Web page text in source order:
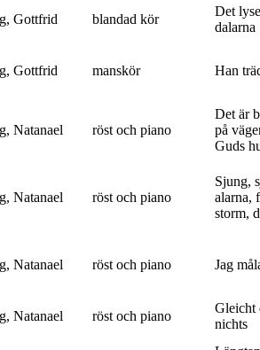
Gottfrid blandad kör
Det
dalarna
Gottfrid manskör Han
Natanael röst och piano
Det är
på
Guds
Natanael röst och piano
Sjung,
alarna,
storm,
Natanael röst och piano Jag
Natanael röst och piano
Gleicht
nichts